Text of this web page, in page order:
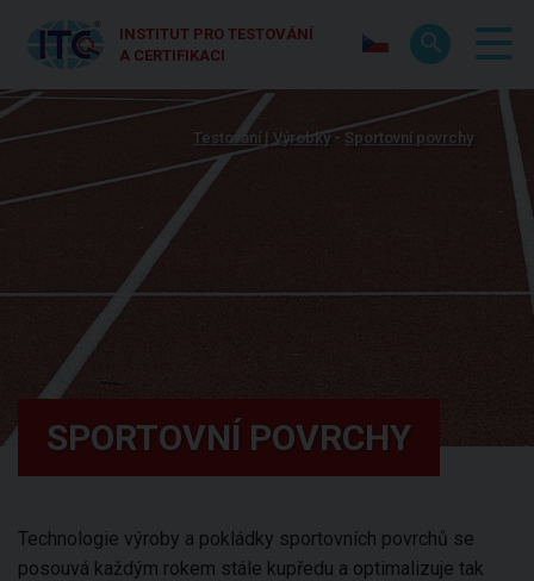
INSTITUT PRO TESTOVÁNÍ
A CERTIFIKACI
Testování | Výrobky Sportovní povrchy
SPORTOVNÍ POVRCHY
Technologie výroby a pokládky sportovních povrchů se
posouvá každým rokem stále kupředu a optimalizuje tak